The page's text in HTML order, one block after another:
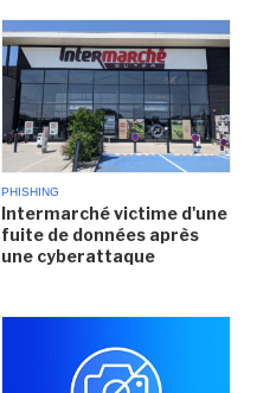
PHISHING
Intermarché victime d'une
fuite de données après
une cyberattaque